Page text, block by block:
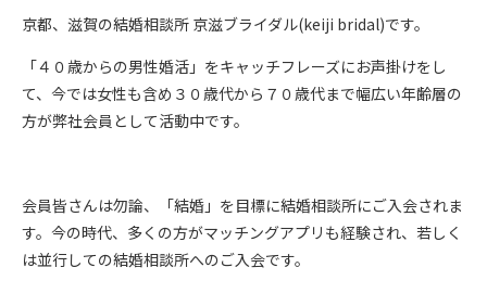
京都、滋賀の結婚相談所 京滋ブライダル(keiji bridal)です。
「４０歳からの男性婚活」をキャッチフレーズにお声掛けをし
て、今では女性も含め３０歳代から７０歳代まで幅広い年齢層の
方が弊社会員として活動中です。
会員皆さんは勿論、「結婚」を目標に結婚相談所にご入会されま
す。今の時代、多くの方がマッチングアプリも経験され、若しく
は並行しての結婚相談所へのご入会です。